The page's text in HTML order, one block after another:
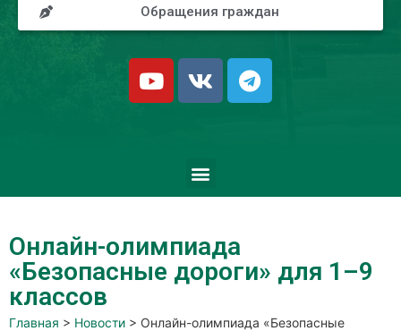
Обращения граждан
Онлайн-олимпиада
«Безопасные дороги» для 1–9
классов
Главная > Новости > Онлайн-олимпиада «Безопасные